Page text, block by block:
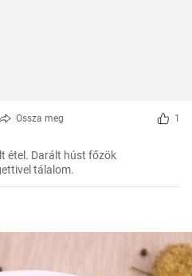
Ossza meg 1
étel. Darált húst főzök
tálalom.